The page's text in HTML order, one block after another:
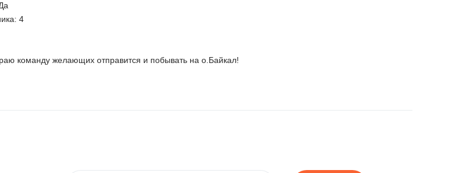
4
команду желающих отправится и побывать на о.Байкал!